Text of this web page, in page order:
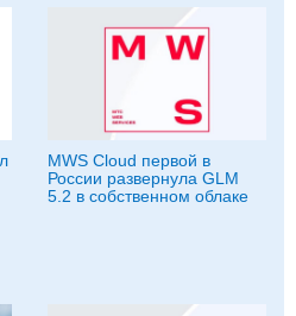
MWS Cloud первой в
России развернула GLM
5.2 в собственном облаке